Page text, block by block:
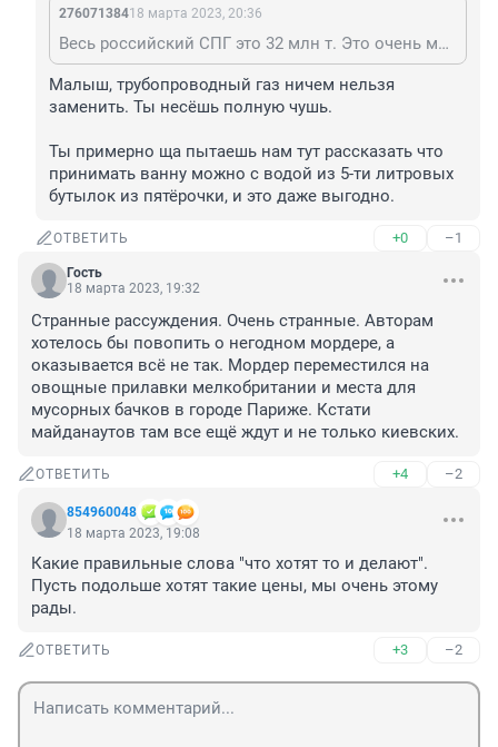
27607138418 марта 2023, 20:36
Весь российский СПГ это 32 млн т. Это очень мало относительно газа по трубе и в целом по мировому рынку. Основной производят на Сахалине для Японии и на Ямале для Китая. Какие там американцы? Официально добыча газа упала на 12%. Эффект высокой цены начала конфликта пропал уже давно и сейчас цены как 2021 году. Пока газ берут, но начали разрабатывать СПГ в Катаре, который должен заменить трубопроводный газ РФ в 2026 году. Но европейцы больше не позволят монополию. Поэтому пойдет газ из Норвегии, Греции, Азербайджана и Катара. Может что то из РФ через Турцию. Мы потеряли самый жирный рынок. И пытаемся поменять его на Китай. Который платит меньше и берет меньше. И инвестиции в трубу огромные. А встав в позу единственного клиента на газ, Китай будет гнуть в рог нашу отрасль. хватит влажный фантазий про замерзающую Европу, пока толстый сохнет, худой сдохнет
Малыш, трубопроводный газ ничем нельзя
заменить. Ты несёшь полную чушь.
Ты примерно ща пытаешь нам тут рассказать что
принимать ванну можно с водой из 5-ти литровых
бутылок из пятёрочки, и это даже выгодно.
ОТВЕТИТЬ +0 –1
Гость
18 марта 2023, 19:32
Странные рассуждения. Очень странные. Авторам
хотелось бы повопить о негодном мордере, а
оказывается всё не так. Мордер переместился на
овощные прилавки мелкобритании и места для
мусорных бачков в городе Париже. Кстати
майданаутов там все ещё ждут и не только киевских.
ОТВЕТИТЬ +4 –2
854960048
18 марта 2023, 19:08
Какие правильные слова "что хотят то и делают".
Пусть подольше хотят такие цены, мы очень этому
рады.
ОТВЕТИТЬ +3 –2